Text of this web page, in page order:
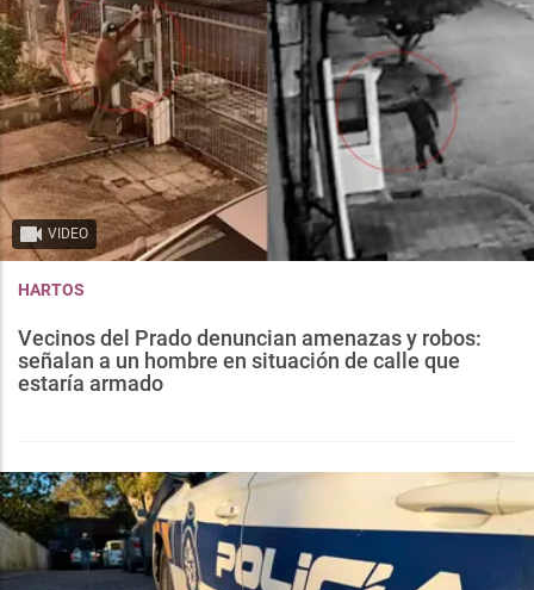
VIDEO
HARTOS
Vecinos del Prado denuncian amenazas y robos:
señalan a un hombre en situación de calle que
estaría armado